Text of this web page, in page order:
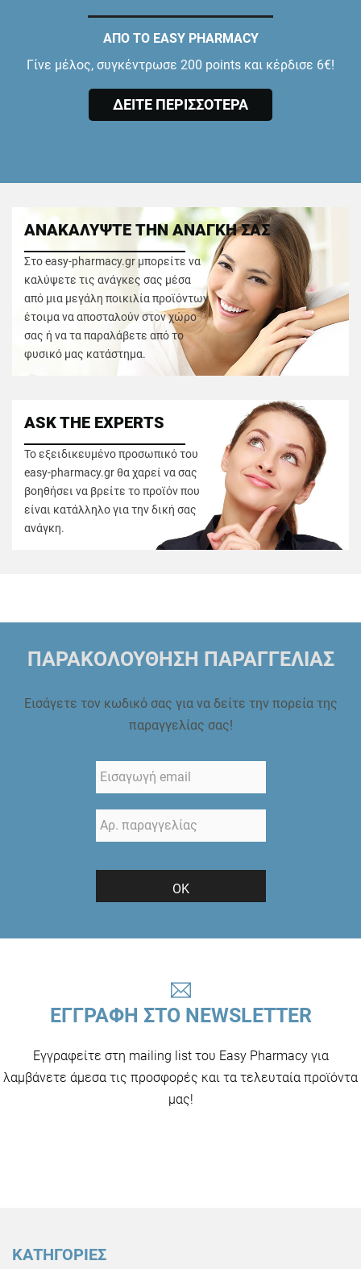
ΑΠΟ ΤΟ EASY PHARMACY
Γίνε μέλος, συγκέντρωσε 200 points και κέρδισε 6€!
ΔΕΙΤΕ ΠΕΡΙΣΣΟΤΕΡΑ
ΑΝΑΚΑΛΥΨΤΕ ΤΗΝ ΑΝΑΓΚΗ ΣΑΣ
Στο easy-pharmacy.gr μπορείτε να
καλύψετε τις ανάγκες σας μέσα
από μια μεγάλη ποικιλία προϊόντων
έτοιμα να αποσταλούν στον χώρο
σας ή να τα παραλάβετε από το
φυσικό μας κατάστημα.
ASK THE EXPERTS
Το εξειδικευμένο προσωπικό του
easy-pharmacy.gr θα χαρεί να σας
βοηθήσει να βρείτε το προϊόν που
είναι κατάλληλο για την δική σας
ανάγκη.
ΠΑΡΑΚΟΛΟΥΘΗΣΗ ΠΑΡΑΓΓΕΛΙΑΣ
Εισάγετε τον κωδικό σας για να δείτε την πορεία της
παραγγελίας σας!
ΟΚ
ΕΓΓΡΑΦΗ ΣΤΟ NEWSLETTER
Εγγραφείτε στη mailing list του Easy Pharmacy για
λαμβάνετε άμεσα τις προσφορές και τα τελευταία προϊόντα
μας!
ΚΑΤΗΓΟΡΙΕΣ